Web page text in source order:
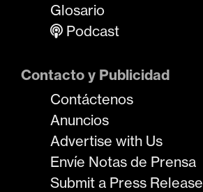
Glosario
Podcast
Contacto y Publicidad
Contáctenos
Anuncios
Advertise with Us
Envíe Notas de Prensa
Submit a Press Release